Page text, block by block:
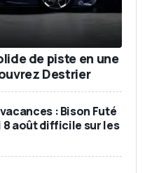
de piste en une
Destrier
: Bison Futé
8 août difficile sur les